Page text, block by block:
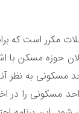
مکرر است
می‌شود. فعالان حوزه
مسکونی به نظر
مسکونی را در